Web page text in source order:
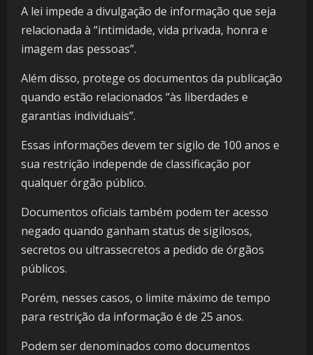
A lei impede a divulgação de informação que seja
relacionada à “intimidade, vida privada, honra e
imagem das pessoas”.
Além disso, protege os documentos da publicação
quando estão relacionados “às liberdades e
garantias individuais”.
Essas informações devem ter sigilo de 100 anos e
sua restrição independe de classificação por
qualquer órgão público.
Documentos oficiais também podem ter acesso
negado quando ganham status de sigilosos,
secretos ou ultrassecretos a pedido de órgãos
públicos.
Porém, nesses casos, o limite máximo de tempo
para restrição da informação é de 25 anos.
Podem ser denominados como documentos